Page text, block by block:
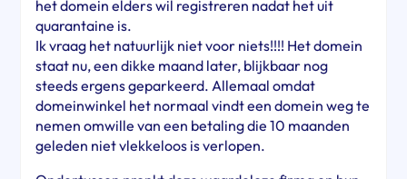
het domein elders wil registreren nadat het uit
quarantaine is.
Ik vraag het natuurlijk niet voor niets!!!! Het domein
staat nu, een dikke maand later, blijkbaar nog
steeds ergens geparkeerd. Allemaal omdat
domeinwinkel het normaal vindt een domein weg te
nemen omwille van een betaling die 10 maanden
geleden niet vlekkeloos is verlopen.